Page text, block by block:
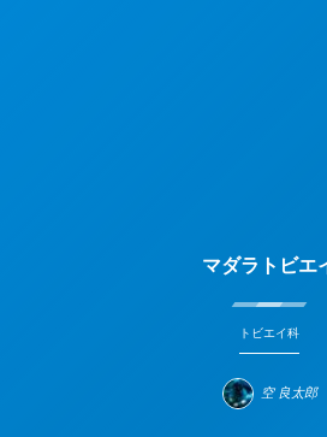
マダラトビエ
トビエイ科
空 良太郎